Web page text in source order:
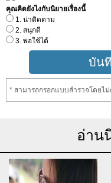
คุณคิดยังไงกับนิยายเรื่องนี้
1. น่าติดตาม
2. สนุกดี
3. พอใช้ได้
* สามารถกรอกแบบสำรวจโดยไ
อ่าน